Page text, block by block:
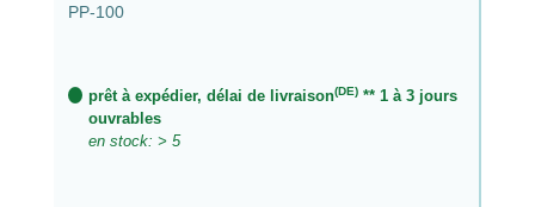
PP-100
prêt à expédier, délai de livraison(DE)** 1 à 3 jours
ouvrables
en stock: > 5